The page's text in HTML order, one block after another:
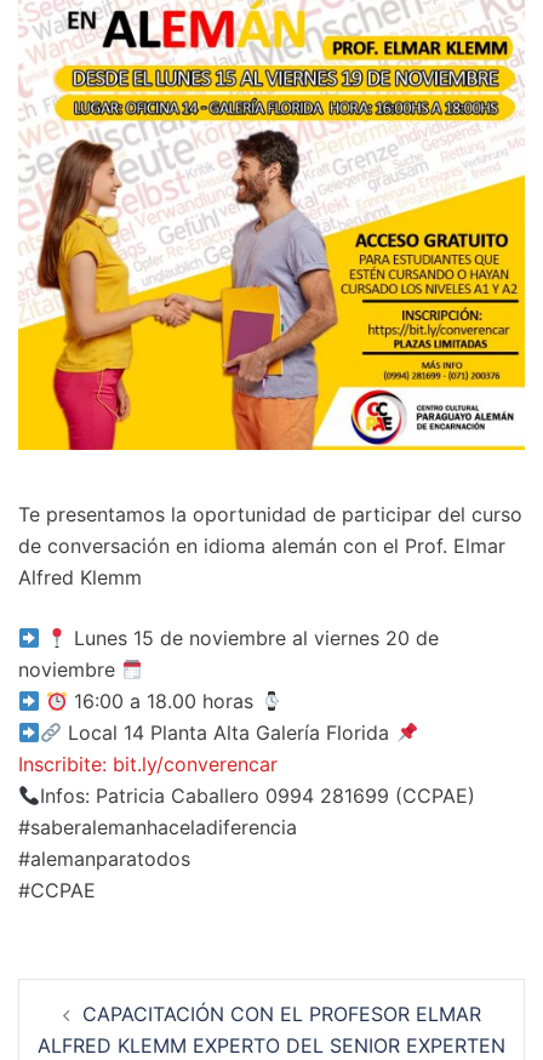
Te presentamos la oportunidad de participar del curso
de conversación en idioma alemán con el Prof. Elmar
Alfred Klemm
Lunes 15 de noviembre al viernes 20 de
noviembre
16:00 a 18.00 horas
Local 14 Planta Alta Galería Florida
Inscribite: bit.ly/converencar
Infos: Patricia Caballero 0994 281699 (CCPAE)
#saberalemanhaceladiferencia
#alemanparatodos
#CCPAE
CAPACITACIÓN CON EL PROFESOR ELMAR
ALFRED KLEMM EXPERTO DEL SENIOR EXPERTEN